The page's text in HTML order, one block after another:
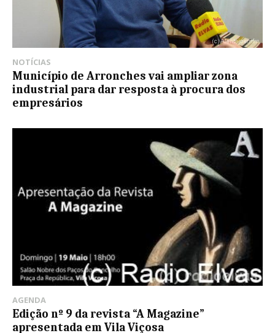
NOTÍCIAS
Município de Arronches vai ampliar zona
industrial para dar resposta à procura dos
empresários
AGENDA
Edição nº 9 da revista “A Magazine”
apresentada em Vila Viçosa